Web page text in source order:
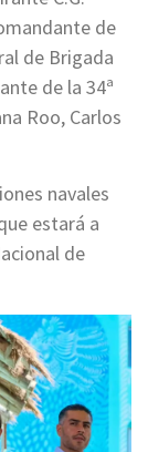
de
de Brigada
de la 34ª
Roo, Carlos
navales
estará a
de